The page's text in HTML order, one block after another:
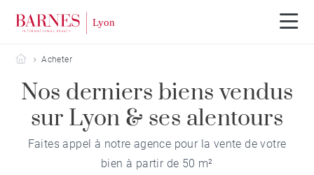
Barnes Lyon
Acheter
Nos derniers biens vendus
sur Lyon & ses alentours
Faites appel à notre agence pour la vente de votre
bien à partir de 50 m²